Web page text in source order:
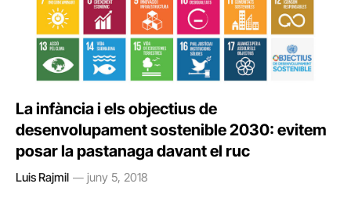
La infància i els objectius de
desenvolupament sostenible 2030: evitem
posar la pastanaga davant el ruc
Luis Rajmil juny 5, 2018